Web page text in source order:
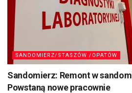
SANDOMIERZ/STASZÓW /OPATÓW
Sandomierz: Remont w
Powstaną nowe pracownie